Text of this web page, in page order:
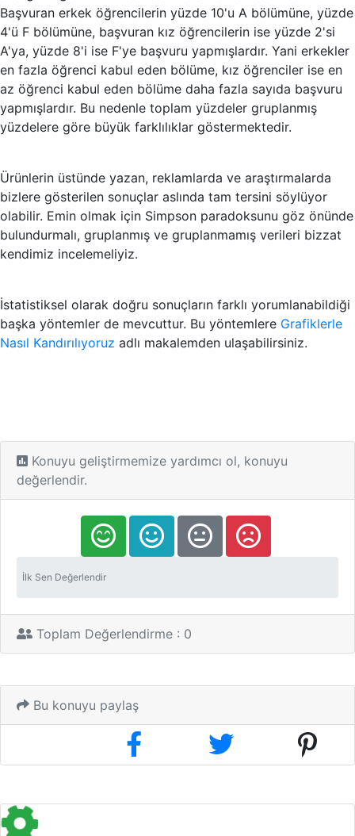
Başvuran erkek öğrencilerin yüzde 10'u A bölümüne, yüzde
4'ü F bölümüne, başvuran kız öğrencilerin ise yüzde 2'si
A'ya, yüzde 8'i ise F'ye başvuru yapmışlardır. Yani erkekler
en fazla öğrenci kabul eden bölüme, kız öğrenciler ise en
az öğrenci kabul eden bölüme daha fazla sayıda başvuru
yapmışlardır. Bu nedenle toplam yüzdeler gruplanmış
yüzdelere göre büyük farklılıklar göstermektedir.
Ürünlerin üstünde yazan, reklamlarda ve araştırmalarda
bizlere gösterilen sonuçlar aslında tam tersini söylüyor
olabilir. Emin olmak için Simpson paradoksunu göz önünde
bulundurmalı, gruplanmış ve gruplanmamış verileri bizzat
kendimiz incelemeliyiz.
İstatistiksel olarak doğru sonuçların farklı yorumlanabildiği
başka yöntemler de mevcuttur. Bu yöntemlere Grafiklerle
Nasıl Kandırılıyoruz adlı makalemden ulaşabilirsiniz.
Konuyu geliştirmemize yardımcı ol, konuyu
değerlendir.
İlk Sen Değerlendir
Toplam Değerlendirme : 0
Bu konuyu paylaş